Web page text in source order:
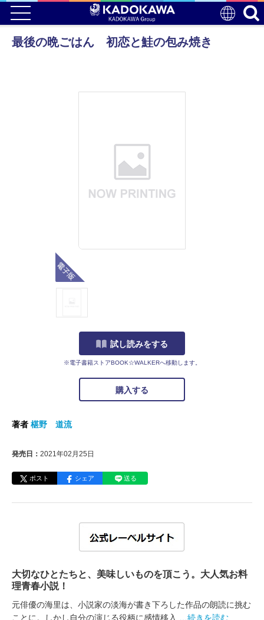
最後の晩ごはん 初恋と鮭の包み焼き
試し読みをする
※電子書籍ストアBOOK☆WALKERへ移動します。
購入する
著者 椹野 道流
発売日： 2021年02月25日
ポスト シェア 送る
大切なひとたちと、美味しいものを頂こう。大人気お料
理青春小説！
元俳優の海里は、小説家の淡海が書き下ろした作品の朗読に挑む
ことに。しかし自分の演じる役柄に感情移入
…続きを読む